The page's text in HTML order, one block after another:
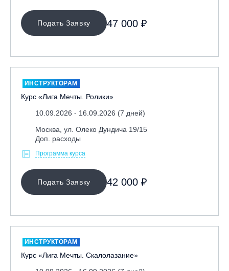
Подать Заявку 47 000 ₽
ИНСТРУКТОРАМ
Курс «Лига Мечты. Ролики»
10.09.2026 - 16.09.2026 (7 дней)
Москва, ул. Олеко Дундича 19/15
Доп. расходы
Программа курса
Подать Заявку 42 000 ₽
ИНСТРУКТОРАМ
Курс «Лига Мечты. Скалолазание»